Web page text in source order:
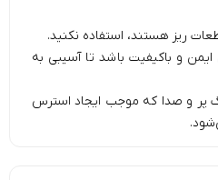
ریز هستند، استفاده نکنید.
و باکیفیت باشد تا آسیبی به
پر و صدا که موجب ایجاد استرس